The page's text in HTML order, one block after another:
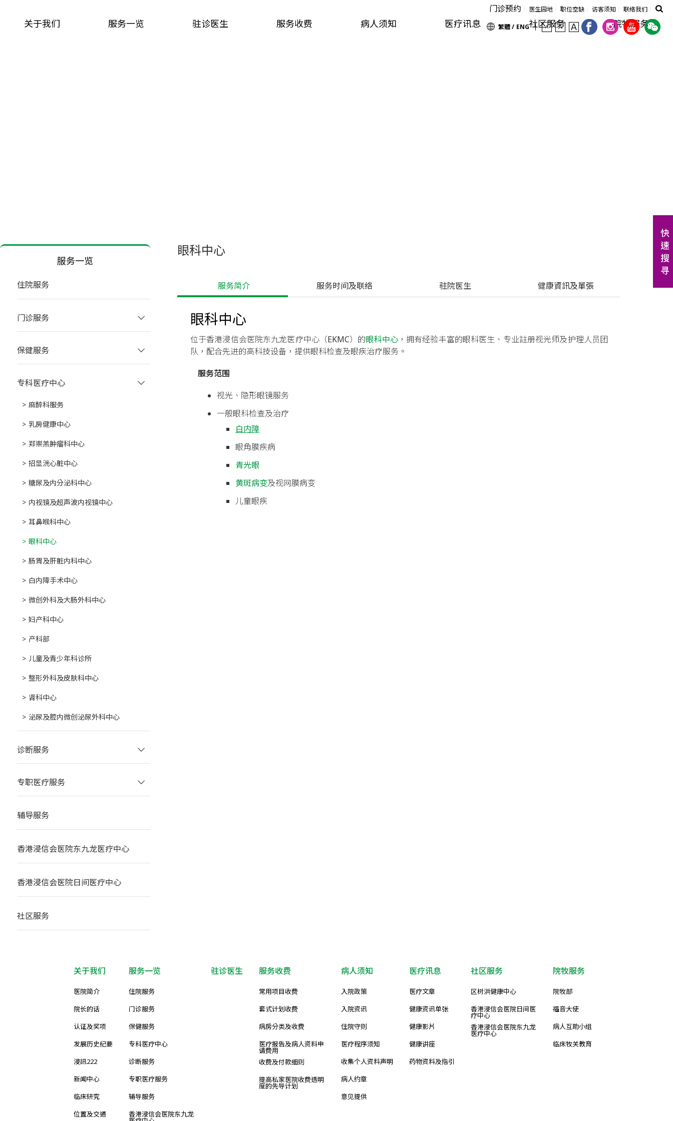
门诊预约 医生园地 职位空缺 访客须知 联络我们
繁體 / ENG
关于我们 服务一览 驻诊医生 服务收费 病人须知 医疗讯息 社区服务 院牧服务
服务一览
住院服务
门诊服务
保健服务
专科医疗中心
麻醉科服务
乳房健康中心
郑崇羔肿瘤科中心
招显洸心脏中心
糖尿及内分泌科中心
内视镜及超声波内视镜中心
耳鼻喉科中心
眼科中心
肠胃及肝脏内科中心
白内障手术中心
微创外科及大肠外科中心
妇产科中心
产科部
儿童及青少年科诊所
整形外科及皮肤科中心
肾科中心
泌尿及腔内微创泌尿外科中心
诊断服务
专职医疗服务
辅导服务
香港浸信会医院东九龙医疗中心
香港浸信会医院日间医疗中心
社区服务
眼科中心
服务简介 服务时间及联络 驻院医生 健康資訊及單張
眼科中心
位于香港浸信会医院东九龙医疗中心（EKMC）的眼科中心，拥有经验丰富的眼科医生、专业註册视光师及护理人员团
队，配合先进的高科技设备，提供眼科检查及眼疾治疗服务。
服务范围
视光、隐形眼镜服务
一般眼科检查及治疗
白内障
眼角膜疾病
青光眼
黄斑病变及视网膜病变
儿童眼疾
关于我们
医院简介
院长的话
认证及奖项
发展历史纪要
浸訊222
新闻中心
临床研究
位置及交通
服务一览
住院服务
门诊服务
保健服务
专科医疗中心
诊断服务
专职医疗服务
辅导服务
香港浸信会医院东九龙
驻诊医生 服务收费
常用项目收费
套式计划收费
病房分类及收费
医疗报告及病人资料申
请费用
收费及付款细则
提高私家医院收费透明
度的先导计划
病人须知
入院政策
入院资讯
住院守则
医疗程序须知
收集个人资料声明
病人约章
意见提供
医疗讯息
医疗文章
健康资讯单张
健康影片
健康讲座
药物资料及指引
社区服务
区树洪健康中心
香港浸信会医院日间医
疗中心
香港浸信会医院东九龙
医疗中心
院牧服务
院牧部
福音大使
病人互助小组
临床牧关教育